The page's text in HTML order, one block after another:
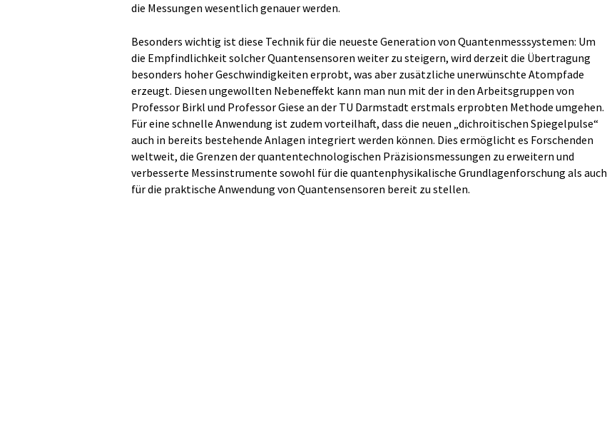
die Messungen wesentlich genauer werden.
Besonders wichtig ist diese Technik für die neueste Generation von Quantenmesssystemen: Um
die Empfindlichkeit solcher Quantensensoren weiter zu steigern, wird derzeit die Übertragung
besonders hoher Geschwindigkeiten erprobt, was aber zusätzliche unerwünschte Atompfade
erzeugt. Diesen ungewollten Nebeneffekt kann man nun mit der in den Arbeitsgruppen von
Professor Birkl und Professor Giese an der TU Darmstadt erstmals erprobten Methode umgehen.
Für eine schnelle Anwendung ist zudem vorteilhaft, dass die neuen „dichroitischen Spiegelpulse“
auch in bereits bestehende Anlagen integriert werden können. Dies ermöglicht es Forschenden
weltweit, die Grenzen der quantentechnologischen Präzisionsmessungen zu erweitern und
verbesserte Messinstrumente sowohl für die quantenphysikalische Grundlagenforschung als auch
für die praktische Anwendung von Quantensensoren bereit zu stellen.